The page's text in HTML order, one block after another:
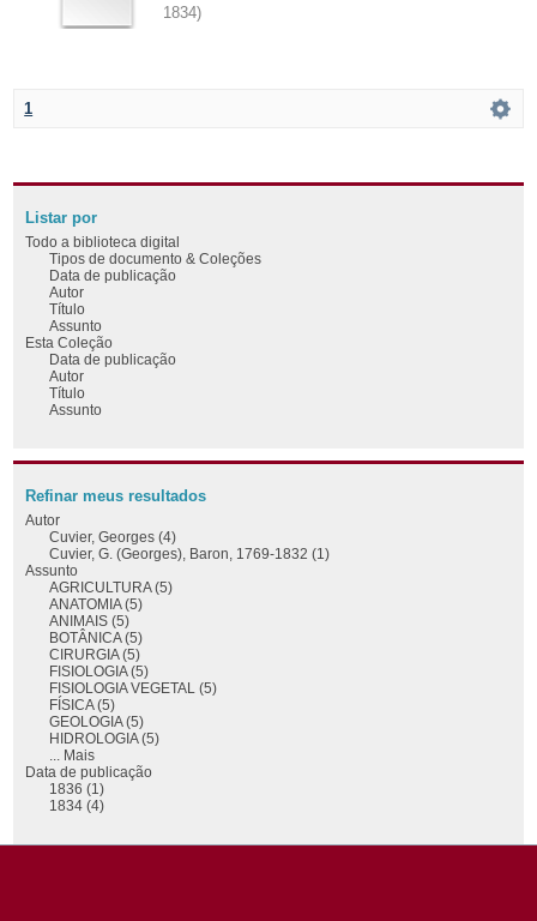
1834)
1
Listar por
Todo a biblioteca digital
Tipos de documento & Coleções
Data de publicação
Autor
Título
Assunto
Esta Coleção
Data de publicação
Autor
Título
Assunto
Refinar meus resultados
Autor
Cuvier, Georges (4)
Cuvier, G. (Georges), Baron, 1769-1832 (1)
Assunto
AGRICULTURA (5)
ANATOMIA (5)
ANIMAIS (5)
BOTÂNICA (5)
CIRURGIA (5)
FISIOLOGIA (5)
FISIOLOGIA VEGETAL (5)
FÍSICA (5)
GEOLOGIA (5)
HIDROLOGIA (5)
... Mais
Data de publicação
1836 (1)
1834 (4)